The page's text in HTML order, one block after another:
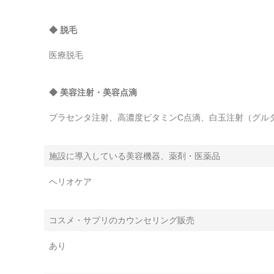
◆ 脱毛
医療脱毛
◆ 美容注射・美容点滴
プラセンタ注射、高濃度ビタミンC点滴、白玉注射（グル
施設に導入している美容機器、薬剤・医薬品
ヘリオケア
コスメ・サプリのカウンセリング販売
あり